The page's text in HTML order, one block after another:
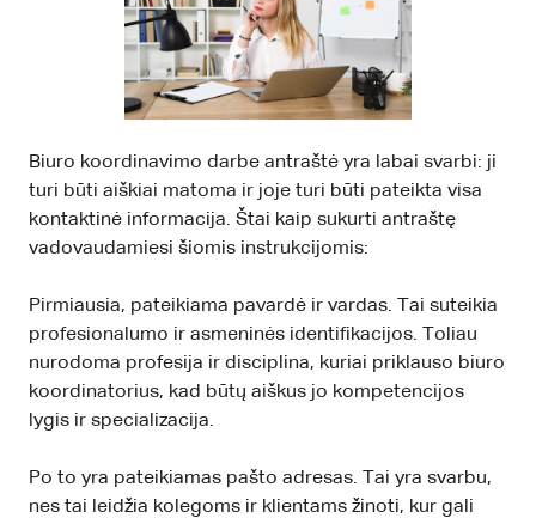
Biuro koordinavimo darbe antraštė yra labai svarbi: ji
turi būti aiškiai matoma ir joje turi būti pateikta visa
kontaktinė informacija. Štai kaip sukurti antraštę
vadovaudamiesi šiomis instrukcijomis:
Pirmiausia, pateikiama pavardė ir vardas. Tai suteikia
profesionalumo ir asmeninės identifikacijos. Toliau
nurodoma profesija ir disciplina, kuriai priklauso biuro
koordinatorius, kad būtų aiškus jo kompetencijos
lygis ir specializacija.
Po to yra pateikiamas pašto adresas. Tai yra svarbu,
nes tai leidžia kolegoms ir klientams žinoti, kur gali